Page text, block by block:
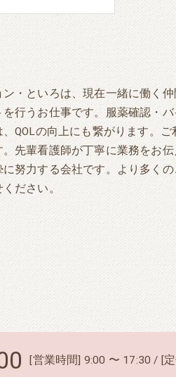
ン・といろは、現在一緒に働く
行うお仕事です。服薬確認・
QOLの向上にも繋がります。
先輩看護師が丁寧に業務をお
努力する会社です。より多く
ださい。
[営業時間] 9:00 〜 17:30 / [